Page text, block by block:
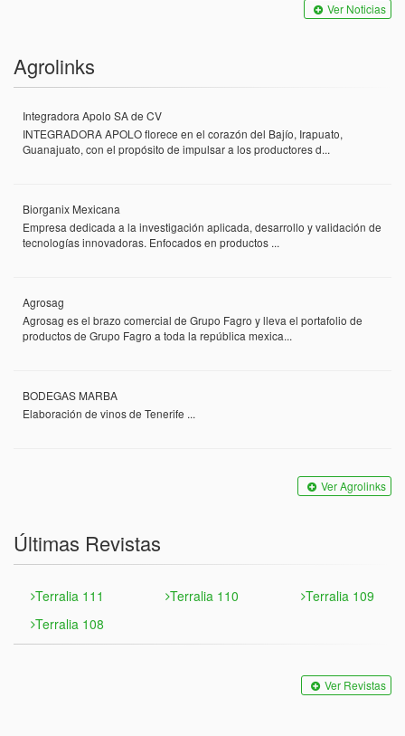
Ver Noticias
Agrolinks
Integradora Apolo SA de CV
INTEGRADORA APOLO florece en el corazón del Bajío, Irapuato,
Guanajuato, con el propósito de impulsar a los productores d...
Biorganix Mexicana
Empresa dedicada a la investigación aplicada, desarrollo y validación de
tecnologías innovadoras. Enfocados en productos ...
Agrosag
Agrosag es el brazo comercial de Grupo Fagro y lleva el portafolio de
productos de Grupo Fagro a toda la república mexica...
BODEGAS MARBA
Elaboración de vinos de Tenerife ...
Ver Agrolinks
Últimas Revistas
Terralia 111 Terralia 110
Terralia 109
Terralia 108
Ver Revistas